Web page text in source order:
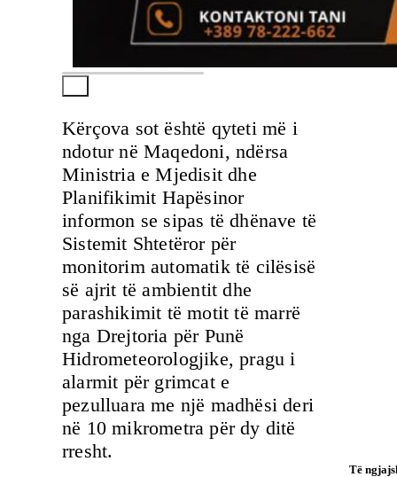
Kërçova sot është qyteti më i
ndotur në Maqedoni, ndërsa
Ministria e Mjedisit dhe
Planifikimit Hapësinor
informon se sipas të dhënave të
Sistemit Shtetëror për
monitorim automatik të cilësisë
së ajrit të ambientit dhe
parashikimit të motit të marrë
nga Drejtoria për Punë
Hidrometeorologjike, pragu i
alarmit për grimcat e
pezulluara me një madhësi deri
në 10 mikrometra për dy ditë
rresht.
Të